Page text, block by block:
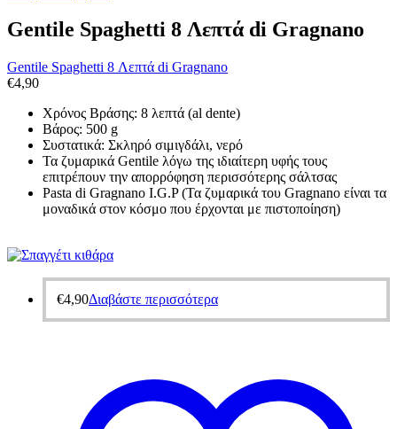
Gentile Spaghetti 8 Λεπτά di Gragnano
Gentile Spaghetti 8 Λεπτά di Gragnano
€4,90
Χρόνος Βράσης: 8 λεπτά (al dente)
Βάρος: 500 g
Συστατικά: Σκληρό σιμιγδάλι, νερό
Τα ζυμαρικά Gentile λόγω της ιδιαίτερη υφής τους
επιτρέπουν την απορρόφηση περισσότερης σάλτσας
Pasta di Gragnano I.G.P (Τα ζυμαρικά του Gragnano είναι τα
μοναδικά στον κόσμο που έρχονται με πιστοποίηση)
€4,90Διαβάστε περισσότερα